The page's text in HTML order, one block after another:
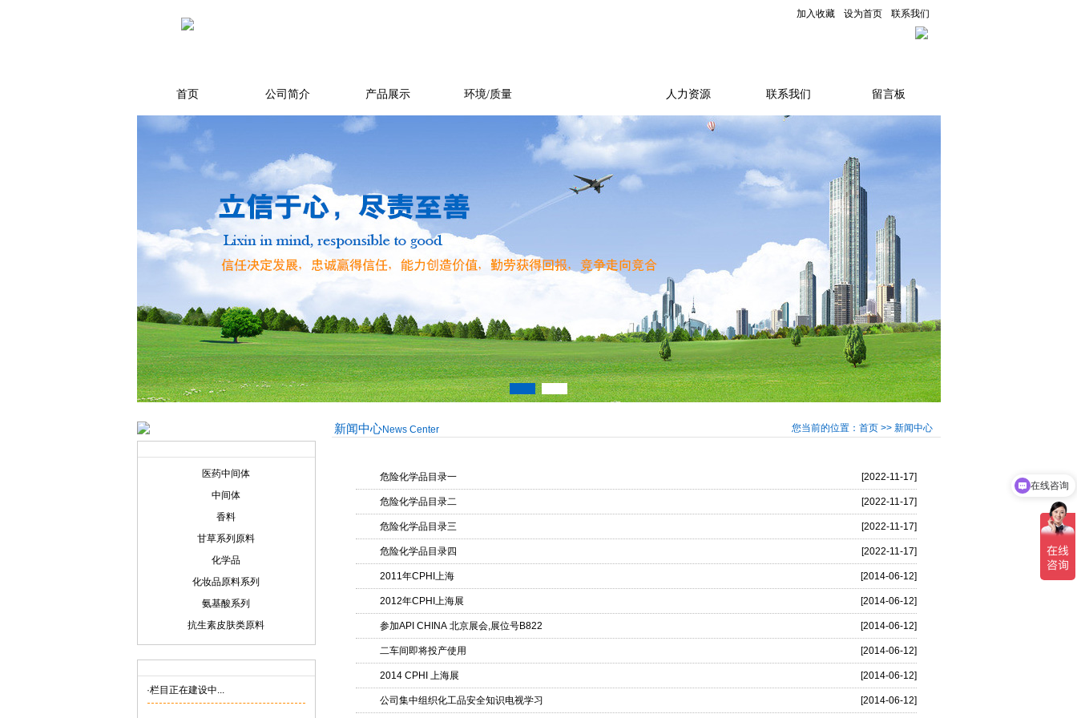
加入收藏 设为首页 联系我们
首页 公司简介 产品展示 环境/质量 人力资源 联系我们 留言板
医药中间体
中间体
香料
甘草系列原料
化学品
化妆品原料系列
氨基酸系列
抗生素皮肤类原料
·栏目正在建设中...
您当前的位置：首页 >> 新闻中心
新闻中心News Center
危险化学品目录一 [2022-11-17]
危险化学品目录二 [2022-11-17]
危险化学品目录三 [2022-11-17]
危险化学品目录四 [2022-11-17]
2011年CPHI上海 [2014-06-12]
2012年CPHI上海展 [2014-06-12]
参加API CHINA 北京展会,展位号B822 [2014-06-12]
二车间即将投产使用 [2014-06-12]
2014 CPHI 上海展 [2014-06-12]
公司集中组织化工品安全知识电视学习 [2014-06-12]
在线咨询